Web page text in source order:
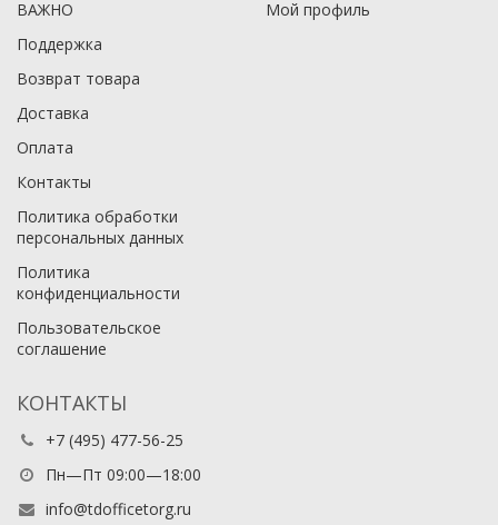
ВАЖНО
Поддержка
Возврат товара
Доставка
Оплата
Контакты
Политика обработки
персональных данных
Политика
конфиденциальности
Пользовательское
соглашение
Мой профиль
КОНТАКТЫ
+7 (495) 477-56-25
Пн—Пт 09:00—18:00
info@tdofficetorg.ru